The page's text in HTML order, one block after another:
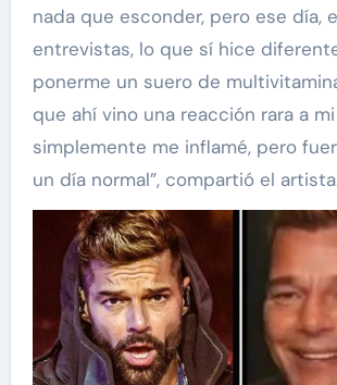
nada que esconder, pero ese día,
entrevistas, lo que sí hice
ponerme un suero de
que ahí vino una reacción rara a
simplemente me inflamé, pero
un día normal”, compartió el